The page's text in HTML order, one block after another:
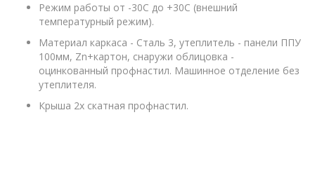
Режим работы от -30С до +30С (внешний
температурный режим).
Материал каркаса - Сталь 3, утеплитель - панели ППУ
100мм, Zn+картон, снаружи облицовка -
оцинкованный профнастил. Машинное отделение без
утеплителя.
Крыша 2х скатная профнастил.